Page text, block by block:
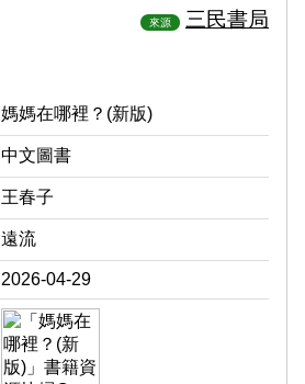
來源 三民書局
媽媽在哪裡？(新版)
中文圖書
王春子
遠流
2026-04-29